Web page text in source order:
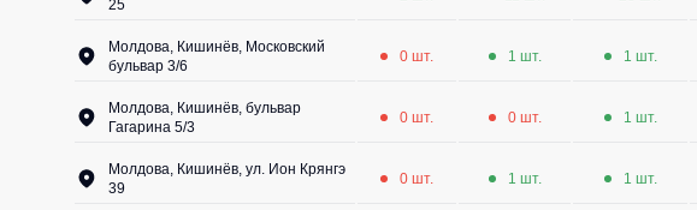
25
Молдова, Кишинёв, Московский
бульвар 3/6
0 шт. 1 шт. 1 шт.
Молдова, Кишинёв, бульвар
Гагарина 5/3
0 шт. 0 шт. 1 шт.
Молдова, Кишинёв, ул. Ион Крянгэ
39
0 шт. 1 шт. 1 шт.